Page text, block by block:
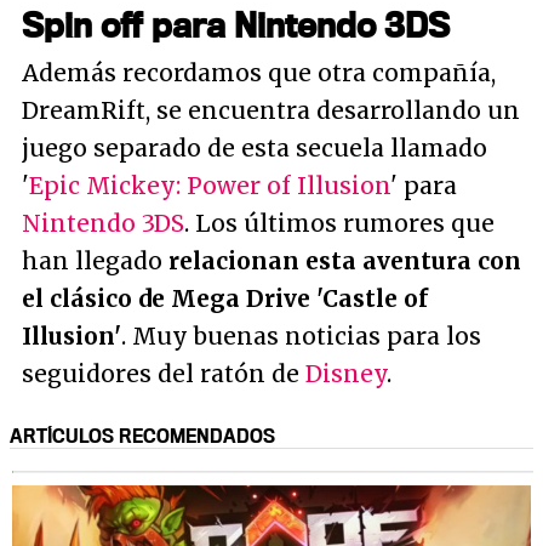
Spin off para Nintendo 3DS
Además recordamos que otra compañía,
DreamRift, se encuentra desarrollando un
juego separado de esta secuela llamado
'Epic Mickey: Power of Illusion' para
Nintendo 3DS. Los últimos rumores que
han llegado relacionan esta aventura con
el clásico de Mega Drive 'Castle of
Illusion'. Muy buenas noticias para los
seguidores del ratón de Disney.
ARTÍCULOS RECOMENDADOS